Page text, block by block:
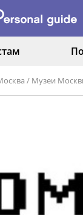
/ Музеи